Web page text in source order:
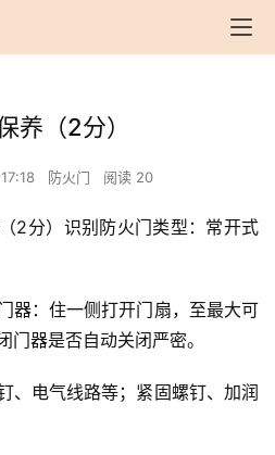
养（2分）
防火门 阅读 20
2分）识别防火门类型：常开式
器：住一侧打开门扇，至最大可
器是否自动关闭严密。
、电气线路等；紧固螺钉、加润